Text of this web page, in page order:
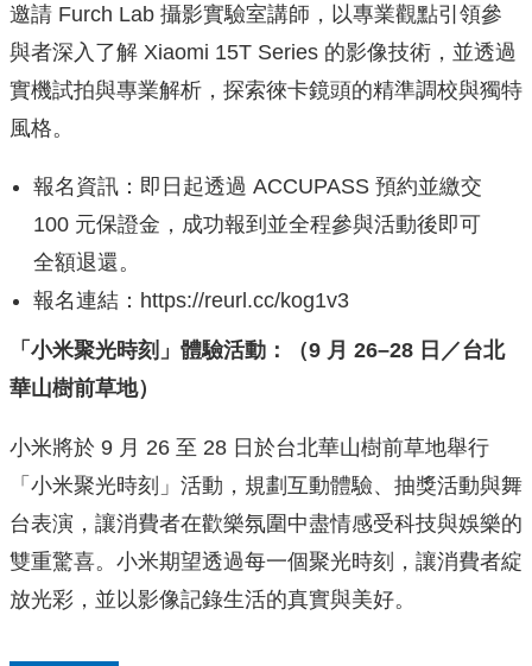
邀請 Furch Lab 攝影實驗室講師，以專業觀點引領參
與者深入了解 Xiaomi 15T Series 的影像技術，並透過
實機試拍與專業解析，探索徠卡鏡頭的精準調校與獨特
風格。
報名資訊：即日起透過 ACCUPASS 預約並繳交
100 元保證金，成功報到並全程參與活動後即可
全額退還。
報名連結：https://reurl.cc/kog1v3
「小米聚光時刻」體驗活動：（9 月 26–28 日／台北
華山樹前草地）
小米將於 9 月 26 至 28 日於台北華山樹前草地舉行
「小米聚光時刻」活動，規劃互動體驗、抽獎活動與舞
台表演，讓消費者在歡樂氛圍中盡情感受科技與娛樂的
雙重驚喜。小米期望透過每一個聚光時刻，讓消費者綻
放光彩，並以影像記錄生活的真實與美好。